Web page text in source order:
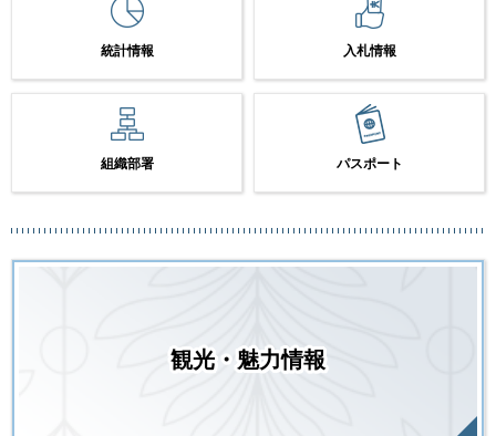
統計情報 入札情報
組織部署 パスポート
観光・魅力情報